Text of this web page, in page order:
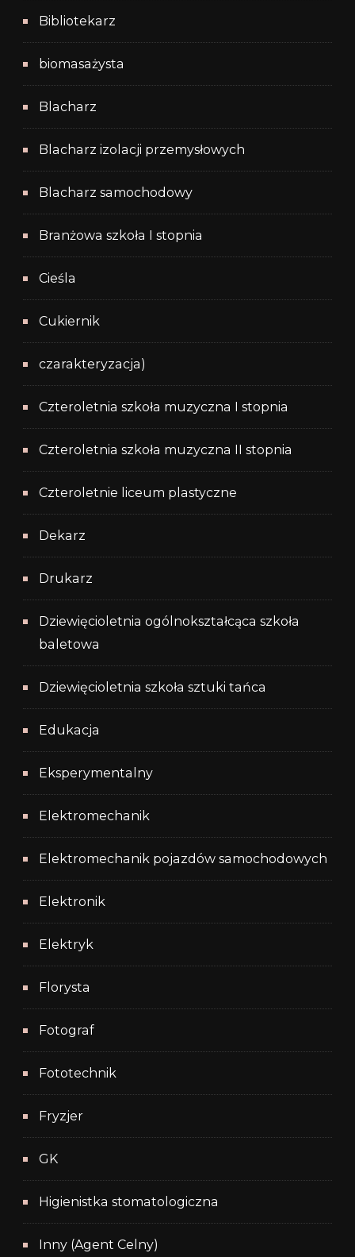
Bibliotekarz
biomasażysta
Blacharz
Blacharz izolacji przemysłowych
Blacharz samochodowy
Branżowa szkoła I stopnia
Cieśla
Cukiernik
czarakteryzacja)
Czteroletnia szkoła muzyczna I stopnia
Czteroletnia szkoła muzyczna II stopnia
Czteroletnie liceum plastyczne
Dekarz
Drukarz
Dziewięcioletnia ogólnokształcąca szkoła
baletowa
Dziewięcioletnia szkoła sztuki tańca
Edukacja
Eksperymentalny
Elektromechanik
Elektromechanik pojazdów samochodowych
Elektronik
Elektryk
Florysta
Fotograf
Fototechnik
Fryzjer
GK
Higienistka stomatologiczna
Inny (Agent Celny)